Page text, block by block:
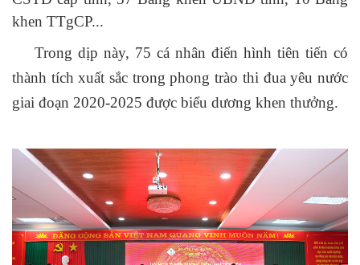
khen TTgCP...
Trong dịp này, 75 cá nhân điển hình tiên tiến có
thành tích xuất sắc trong phong trào thi đua yêu nước
giai đoạn 2020-2025 được biểu dương khen thưởng.